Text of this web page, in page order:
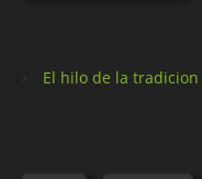
El hilo de la tradicion